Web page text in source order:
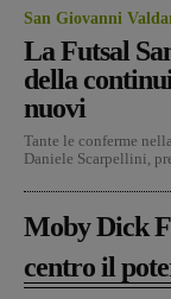
San Giovanni
La Futsal
della
nuovi
Tante le conferme
Daniele Scarpellini,
Moby Dick
centro il